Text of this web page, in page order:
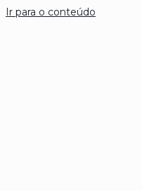
Ir para o conteúdo